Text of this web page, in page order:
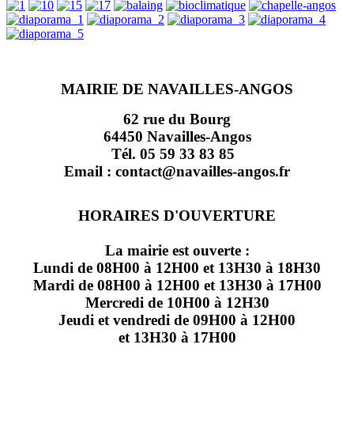
MAIRIE DE NAVAILLES-ANGOS
62 rue du Bourg
64450 Navailles-Angos
Tél. 05 59 33 83 85
Email : contact@navailles-angos.fr
HORAIRES D'OUVERTURE
La mairie est ouverte :
Lundi de 08H00 à 12H00 et 13H30 à 18H30
Mardi de 08H00 à 12H00 et 13H30 à 17H00
Mercredi de 10H00 à 12H30
Jeudi et vendredi de 09H00 à 12H00
et 13H30 à 17H00